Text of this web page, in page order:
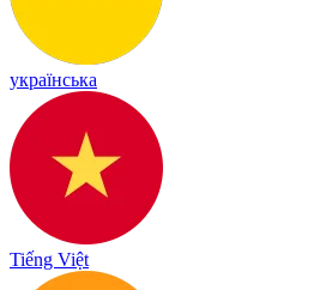
українська
Tiếng Việt